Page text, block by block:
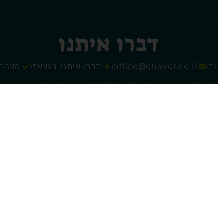
דברו איתנו
office@chavot.co.il דברו איתנו בווצאפ